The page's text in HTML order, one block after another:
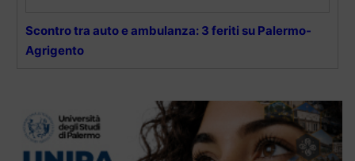
Scontro tra auto e ambulanza: 3 feriti su Palermo-
Agrigento